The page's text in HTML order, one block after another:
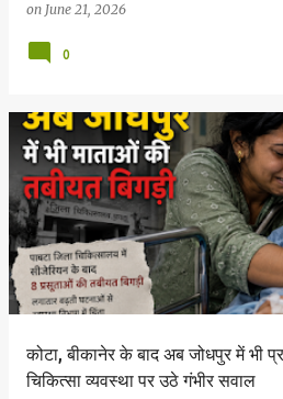
on June 21, 2026
0
कोटा, बीकानेर के बाद अब जोधपुर में भी
चिकित्सा व्यवस्था पर उठे गंभीर सवाल